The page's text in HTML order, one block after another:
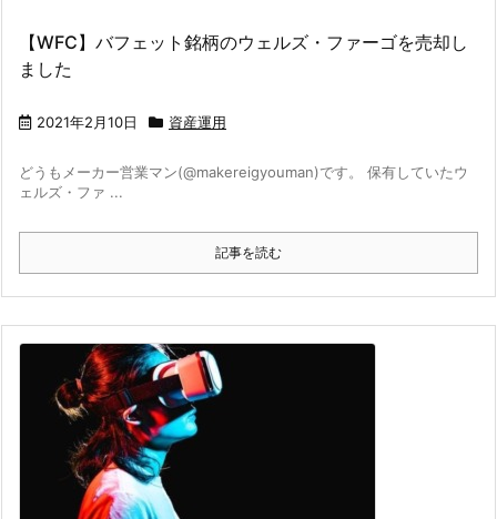
【WFC】バフェット銘柄のウェルズ・ファーゴを売却し
ました
2021年2月10日 資産運用
どうもメーカー営業マン(@makereigyouman)です。 保有していたウ
ェルズ・ファ ...
記事を読む